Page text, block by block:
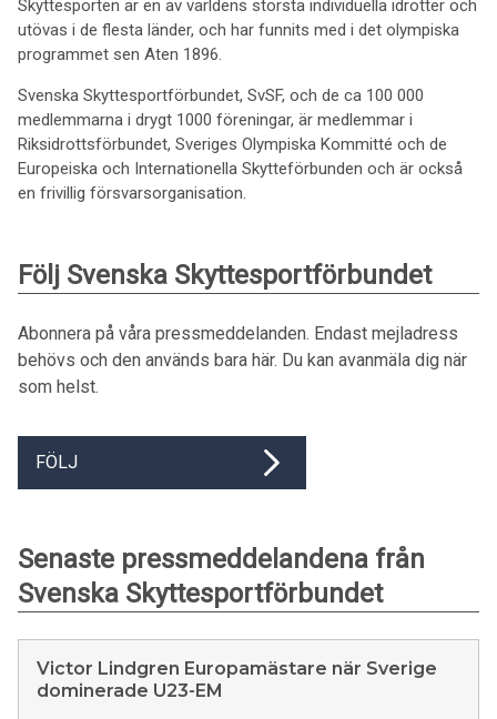
Skyttesporten är en av världens största individuella idrotter och
utövas i de flesta länder, och har funnits med i det olympiska
programmet sen Aten 1896.
Svenska Skyttesportförbundet, SvSF, och de ca 100 000
medlemmarna i drygt 1000 föreningar, är medlemmar i
Riksidrottsförbundet, Sveriges Olympiska Kommitté och de
Europeiska och Internationella Skytteförbunden och är också
en frivillig försvarsorganisation.
Följ Svenska Skyttesportförbundet
Abonnera på våra pressmeddelanden. Endast mejladress
behövs och den används bara här. Du kan avanmäla dig när
som helst.
FÖLJ
Senaste pressmeddelandena från
Svenska Skyttesportförbundet
Victor Lindgren Europamästare när Sverige
dominerade U23-EM